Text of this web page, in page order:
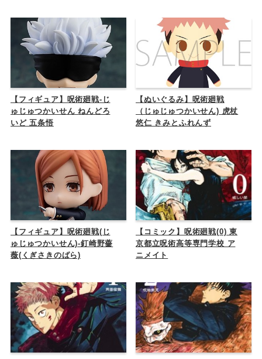
【フィギュア】呪術廻戦-じ
ゅじゅつかいせん ねんどろ
いど 五条悟
【ぬいぐるみ】呪術廻戦
（じゅじゅつかいせん) 虎杖
悠仁 きみとふれんず
【フィギュア】呪術廻戦(じ
ゅじゅつかいせん)-釘崎野薔
薇(くぎさきのばら)
【コミック】呪術廻戦(0) 東
京都立呪術高等専門学校 ア
ニメイト